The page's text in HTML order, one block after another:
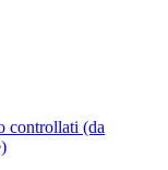
controllati (da